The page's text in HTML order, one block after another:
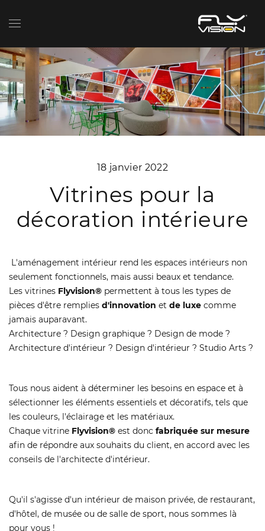
18 janvier 2022
Vitrines pour la
décoration intérieure
L'aménagement intérieur rend les espaces intérieurs non
seulement fonctionnels, mais aussi beaux et tendance.
Les vitrines Flyvision® permettent à tous les types de
pièces d'être remplies d'innovation et de luxe comme
jamais auparavant.
Architecture ? Design graphique ? Design de mode ?
Architecture d'intérieur ? Design d'intérieur ? Studio Arts ?
Tous nous aident à déterminer les besoins en espace et à
sélectionner les éléments essentiels et décoratifs, tels que
les couleurs, l'éclairage et les matériaux.
Chaque vitrine Flyvision® est donc fabriquée sur mesure
afin de répondre aux souhaits du client, en accord avec les
conseils de l'architecte d'intérieur.
Qu'il s'agisse d'un intérieur de maison privée, de restaurant,
d'hôtel, de musée ou de salle de sport, nous sommes là
pour vous !